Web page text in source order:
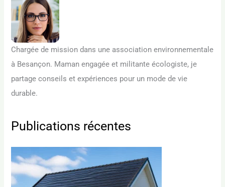
Chargée de mission dans une association environnementale
à Besançon. Maman engagée et militante écologiste, je
partage conseils et expériences pour un mode de vie
durable.
Publications récentes